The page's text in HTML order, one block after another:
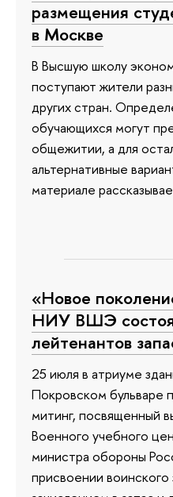
размещения
в Москве
В Высшую школу
поступают жители
других стран.
обучающихся могут
общежитии, а для
альтернативные
материале
«Новое
НИУ ВШЭ
лейтенантов
25 июля в атриуме
Покровском бульваре
митинг, посвященный
Военного учебного
министра обороны
присвоении воинского